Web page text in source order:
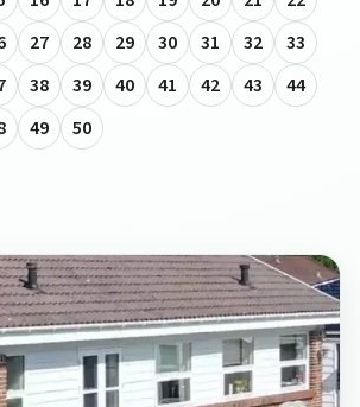
27 28 29 30 31 32
33
38 39 40 41 42 43
44
49 50